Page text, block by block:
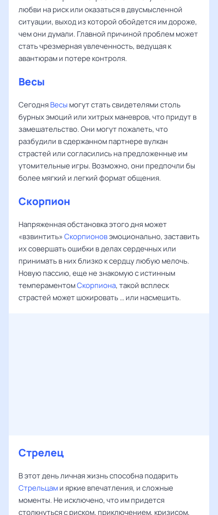
любви на риск или оказаться в двусмысленной
ситуации, выход из которой обойдется им дороже,
чем они думали. Главной причиной проблем может
стать чрезмерная увлеченность, ведущая к
авантюрам и потере контроля.
Весы
СегодняВесы могут стать свидетелями столь
бурных эмоций или хитрых маневров, что придут в
замешательство. Они могут пожалеть, что
разбудили в сдержанном партнере вулкан
страстей или согласились на предложенные им
утомительные игры. Возможно, они предпочли бы
более мягкий и легкий формат общения.
Скорпион
Напряженная обстановка этого дня может
«взвинтить»Скорпионовэмоционально, заставить
их совершать ошибки в делах сердечных или
принимать в них близко к сердцу любую мелочь.
Новую пассию, еще не знакомую с истинным
темпераментомСкорпиона, такой всплеск
страстей может шокировать … или насмешить.
Стрелец
В этот день личная жизнь способна подарить
Стрельцами яркие впечатления, и сложные
моменты. Не исключено, что им придется
столкнуться с риском, приключением, кризисом,